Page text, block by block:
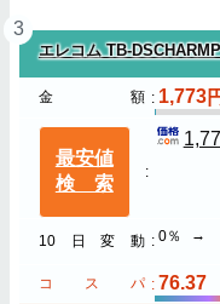
3
エレコム TB-
金額 1,773
最安値
検索
10日変動 0％
コスパ 76.37